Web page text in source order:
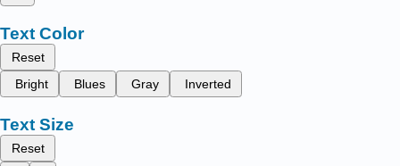
Text Color
Reset
Bright
Blues Gray Inverted
Text Size
Reset